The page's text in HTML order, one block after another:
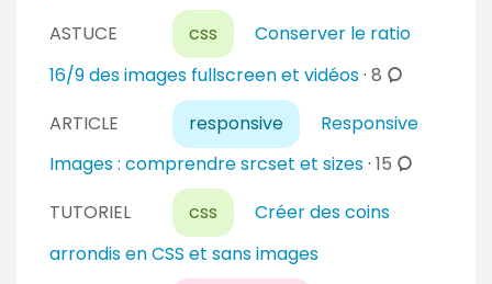
e
a
i
r
e
s
m
m
n
a
i
e
ASTUCE css
Conserver le ratio
16/9 des images fullscreen et vidéos· 8 c
m
m
n
ARTICLE responsive
Responsive
Images : comprendre srcset et sizes· 15 c
TUTORIEL css
Créer des coins
arrondis en CSS et sans images